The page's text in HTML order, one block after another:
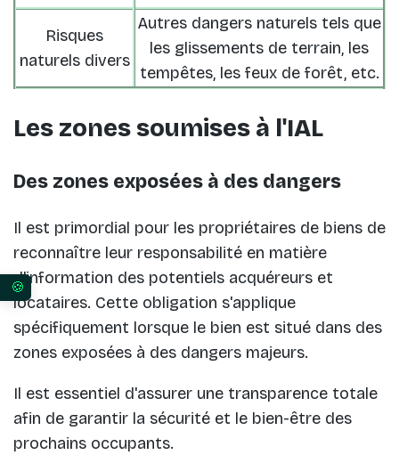
Risques
naturels divers
Autres dangers naturels tels que
les glissements de terrain, les
tempêtes, les feux de forêt, etc.
Les zones soumises à l'IAL
Des zones exposées à des dangers
Il est primordial pour les propriétaires de biens de
reconnaître leur responsabilité en matière
d'information des potentiels acquéreurs et
locataires. Cette obligation s'applique
spécifiquement lorsque le bien est situé dans des
zones exposées à des dangers majeurs.
Il est essentiel d'assurer une transparence totale
afin de garantir la sécurité et le bien-être des
prochains occupants.
Vos préférences en matière de consentement